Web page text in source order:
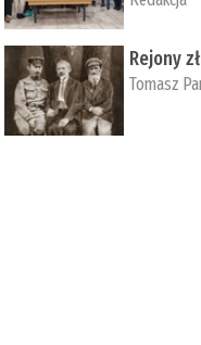
Rejony
Tomasz